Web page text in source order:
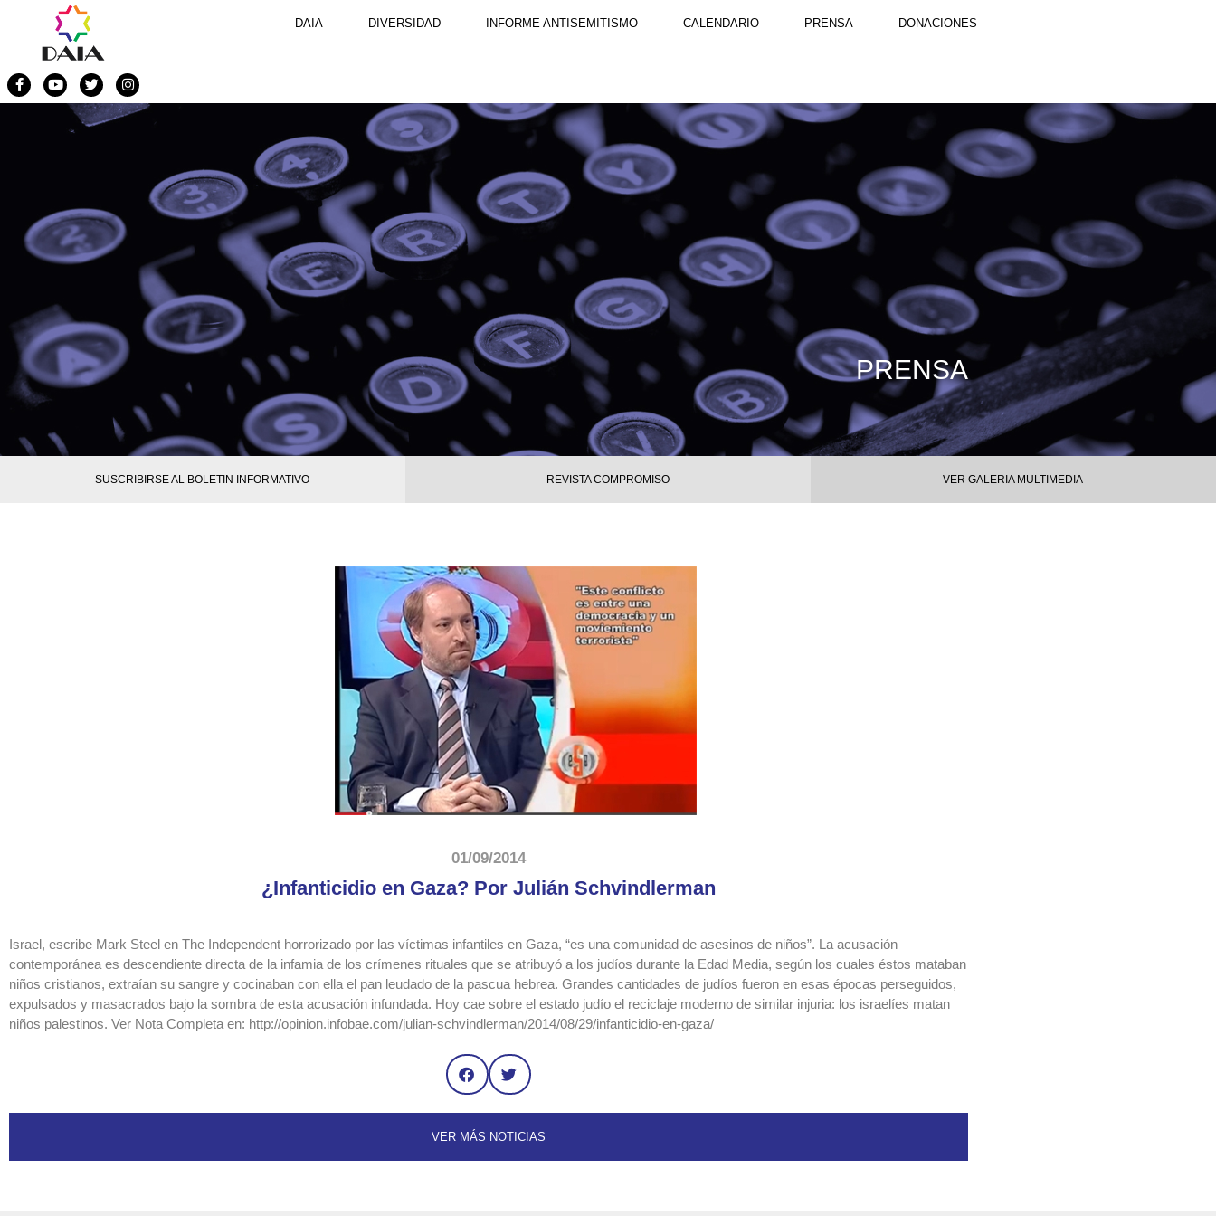
DAIA DIVERSIDAD INFORME ANTISEMITISMO CALENDARIO PRENSA DONACIONES
PRENSA
SUSCRIBIRSE AL BOLETIN INFORMATIVO REVISTA COMPROMISO VER GALERIA MULTIMEDIA
01/09/2014
¿Infanticidio en Gaza? Por Julián Schvindlerman
Israel, escribe Mark Steel en The Independent horrorizado por las víctimas infantiles en Gaza, “es una comunidad de asesinos de niños”. La acusación
contemporánea es descendiente directa de la infamia de los crímenes rituales que se atribuyó a los judíos durante la Edad Media, según los cuales éstos mataban
niños cristianos, extraían su sangre y cocinaban con ella el pan leudado de la pascua hebrea. Grandes cantidades de judíos fueron en esas épocas perseguidos,
expulsados y masacrados bajo la sombra de esta acusación infundada. Hoy cae sobre el estado judío el reciclaje moderno de similar injuria: los israelíes matan
niños palestinos. Ver Nota Completa en: http://opinion.infobae.com/julian-schvindlerman/2014/08/29/infanticidio-en-gaza/
VER MÁS NOTICIAS